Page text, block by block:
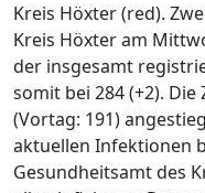
Kreis Höxter (red).
Kreis Höxter am
der insgesamt
somit bei 284 (+2). Die
(Vortag: 191)
aktuellen Infektionen
Gesundheitsamt des